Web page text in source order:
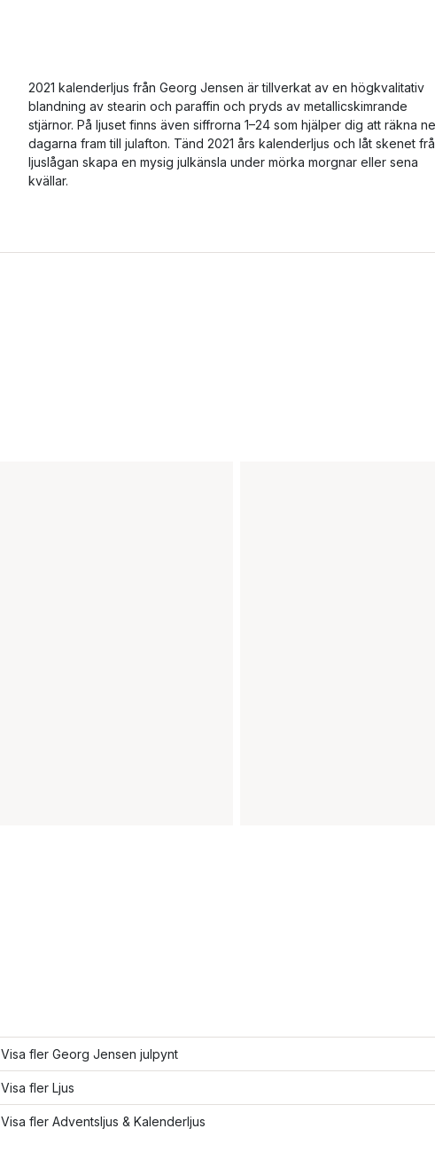
2021 kalenderljus från Georg Jensen är tillverkat av en högkvalitativ
blandning av stearin och paraffin och pryds av metallicskimrande
stjärnor. På ljuset finns även siffrorna 1–24 som hjälper dig att räkna
dagarna fram till julafton. Tänd 2021 års kalenderljus och låt skenet
ljuslågan skapa en mysig julkänsla under mörka morgnar eller sena
kvällar.
Visa fler Georg Jensen julpynt
Visa fler Ljus
Visa fler Adventsljus & Kalenderljus